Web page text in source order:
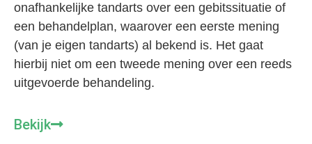
onafhankelijke tandarts over een gebitssituatie of
een behandelplan, waarover een eerste mening
(van je eigen tandarts) al bekend is. Het gaat
hierbij niet om een tweede mening over een reeds
uitgevoerde behandeling.
Bekijk